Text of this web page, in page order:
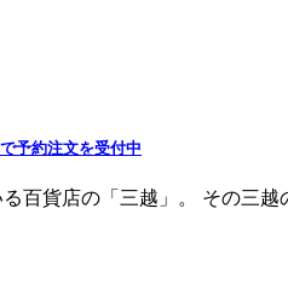
予約注文を受付中
百貨店の「三越」。 その三